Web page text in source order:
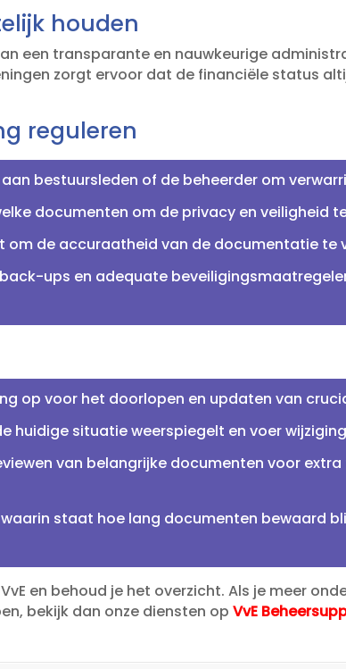
houden
een transparante en nauwkeurige
zorgt ervoor dat de financiële status
reguleren
bestuursleden of de beheerder om
documenten om de privacy en veiligheid
de accuraatheid van de documentatie te
ups en adequate
op voor het doorlopen en updaten van
huidige situatie weerspiegelt en voer
van belangrijke documenten voor
staat hoe lang documenten bewaard
en behoud je het overzicht.​ Als je meer
bekijk dan onze diensten opVvE